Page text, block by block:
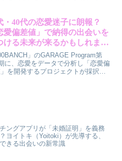
した。この記事では、ランキング
の星座のポイントを賢作が深掘り
あなたの4月がより輝くためのヒント
けします。無料で試せる本格占い
素敵な1ヶ月を迎えませんか？
・40代の恋愛迷子に朗報？
愛偏差値」で納得の出会いを
ける未来が来るかもしれませ
」のGARAGE Program第
に、恋愛をデータで分析し「恋愛偏
を開発するプロジェクトが採択さ
ングアプリが「未婚証明」を義務
ヨイトキ（Yoitoki）が先導する、
きる出会いの新常識